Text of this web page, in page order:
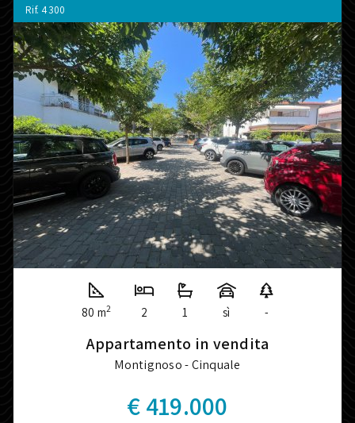
Rif. 4300
80 m2 2 1 sì -
Appartamento in vendita
Montignoso - Cinquale
€ 419.000